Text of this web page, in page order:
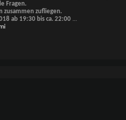
Fragen.
zusammen zufliegen.
ab 19:30 bis ca. 22:00 ...